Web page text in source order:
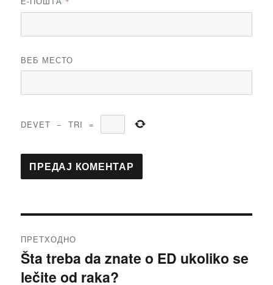
ВЕБ МЕСТО
DEVET − TRI =
чланка
ПРЕТХОДНО
Претходни
чланак:
Šta treba da znate o ED ukoliko se
lečite od raka?